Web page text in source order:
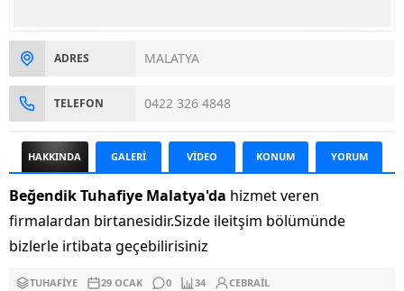
ADRES MALATYA
TELEFON 0422 326 4848
HAKKINDA GALERİ VİDEO KONUM YORUM
Beğendik Tuhafiye Malatya'da hizmet veren
firmalardan birtanesidir.Sizde ileitşim bölümünde
bizlerle irtibata geçebilirisiniz
TUHAFIYE 29 OCAK 0 34 CEBRAIL